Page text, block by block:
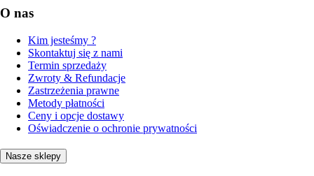
O nas
Kim jesteśmy ?
Skontaktuj się z nami
Termin sprzedaży
Zwroty & Refundacje
Zastrzeżenia prawne
Metody płatności
Ceny i opcje dostawy
Oświadczenie o ochronie prywatności
Nasze sklepy